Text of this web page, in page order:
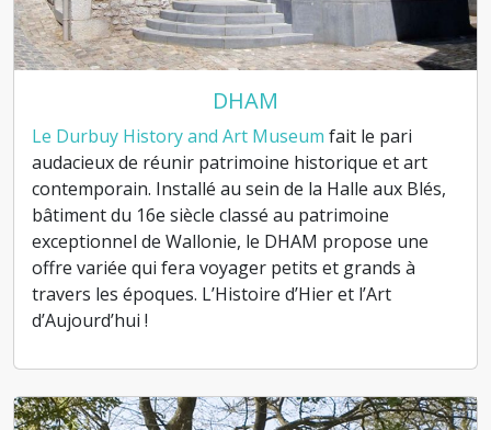
DHAM
Le Durbuy History and Art Museum fait le pari
audacieux de réunir patrimoine historique et art
contemporain. Installé au sein de la Halle aux Blés,
bâtiment du 16e siècle classé au patrimoine
exceptionnel de Wallonie, le DHAM propose une
offre variée qui fera voyager petits et grands à
travers les époques. L’Histoire d’Hier et l’Art
d’Aujourd’hui !